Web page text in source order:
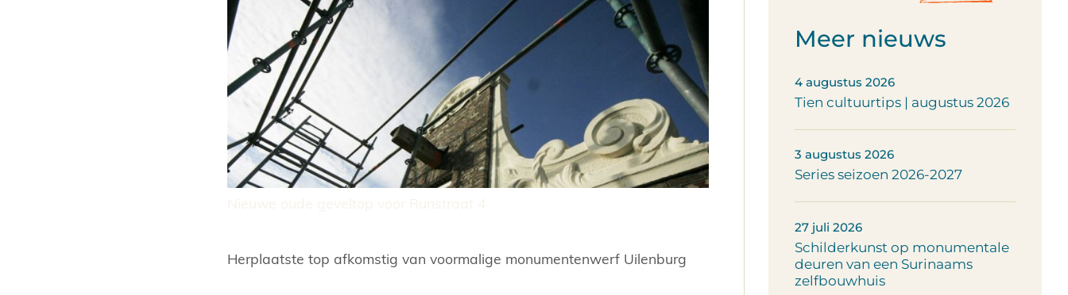
Herplaatste top afkomstig van voormalige monumentenwerf Uilenburg
Meer nieuws
4 augustus 2026
Tien cultuurtips | augustus 2026
3 augustus 2026
Series seizoen 2026-2027
27 juli 2026
Schilderkunst op monumentale
deuren van een Surinaams
zelfbouwhuis